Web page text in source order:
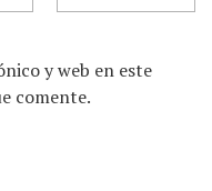
y web en este
comente.